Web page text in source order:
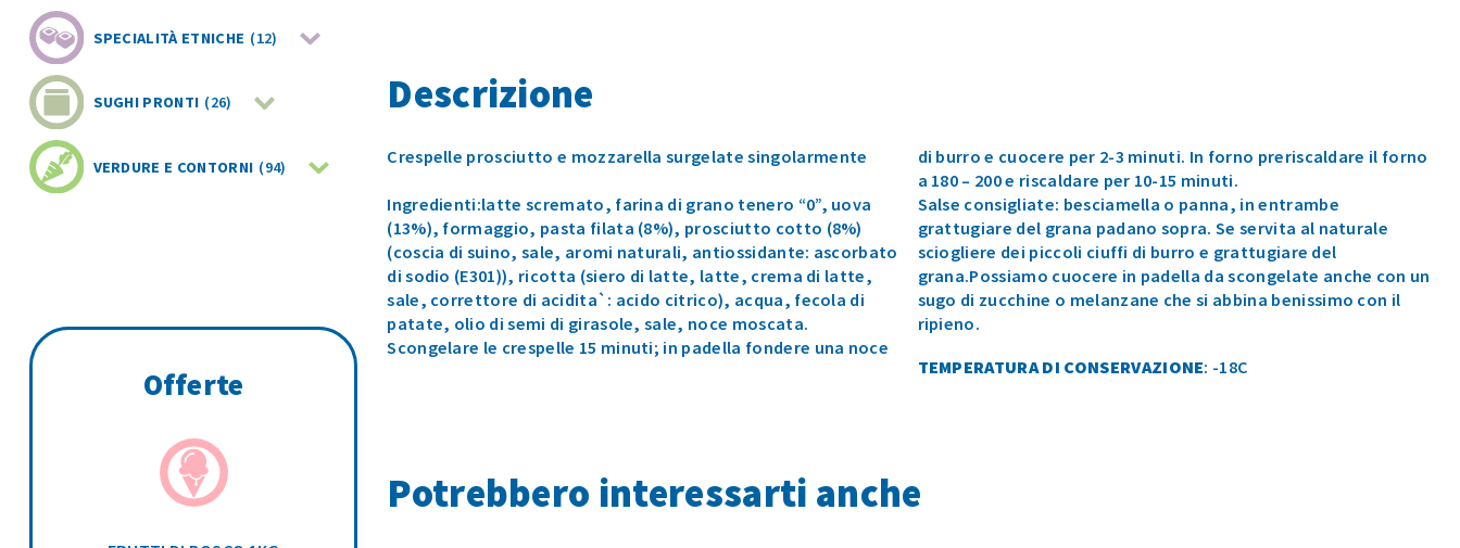
SPECIALITÀ ETNICHE (12)
SUGHI PRONTI (26)
VERDURE E CONTORNI (94)
Offerte
Descrizione
Crespelle prosciutto e mozzarella surgelate singolarmente
Ingredienti:latte scremato, farina di grano tenero “0”, uova
(13%), formaggio, pasta filata (8%), prosciutto cotto (8%)
(coscia di suino, sale, aromi naturali, antiossidante: ascorbato
di sodio (E301)), ricotta (siero di latte, latte, crema di latte,
sale, correttore di acidita`: acido citrico), acqua, fecola di
patate, olio di semi di girasole, sale, noce moscata.
Scongelare le crespelle 15 minuti; in padella fondere una noce
di burro e cuocere per 2-3 minuti. In forno preriscaldare il forno
a 180 – 200 e riscaldare per 10-15 minuti.
Salse consigliate: besciamella o panna, in entrambe
grattugiare del grana padano sopra. Se servita al naturale
sciogliere dei piccoli ciuffi di burro e grattugiare del
grana.Possiamo cuocere in padella da scongelate anche con un
sugo di zucchine o melanzane che si abbina benissimo con il
ripieno.
TEMPERATURA DI CONSERVAZIONE: -18C
Potrebbero interessarti anche